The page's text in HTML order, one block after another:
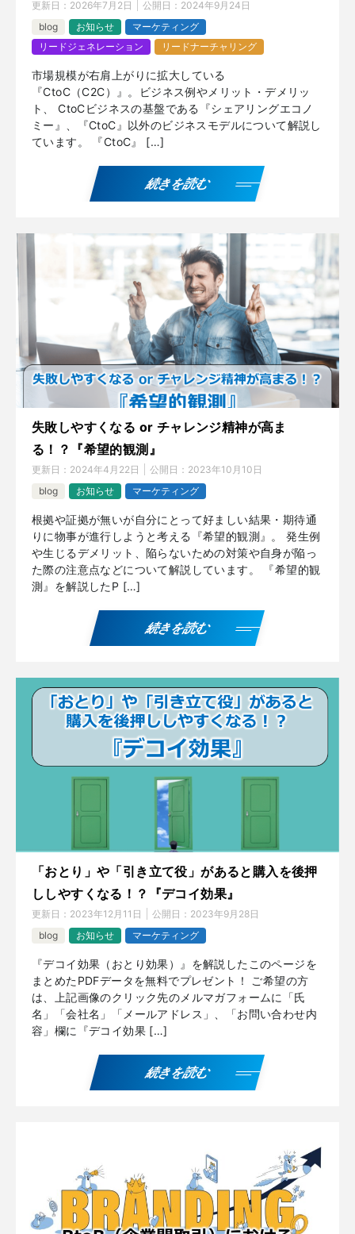
更新日： 2026年7月2日 公開日： 2024年9月24日
blog
お知らせ
マーケティング
リードジェネレーション
リードナーチャリング
市場規模が右肩上がりに拡大している
『CtoC（C2C）』。ビジネス例やメリット・デメリッ
ト、 CtoCビジネスの基盤である『シェアリングエコノ
ミー』、『CtoC』以外のビジネスモデルについて解説し
ています。 『CtoC』 […]
続きを読む
失敗しやすくなる or チャレンジ精神が高ま
る！？『希望的観測』
更新日： 2024年4月22日 公開日： 2023年10月10日
blog
お知らせ マーケティング
根拠や証拠が無いが自分にとって好ましい結果・期待通
りに物事が進行しようと考える『希望的観測』。 発生例
や生じるデメリット、陥らないための対策や自身が陥っ
た際の注意点などについて解説しています。 『希望的観
測』を解説したP […]
続きを読む
「おとり」や「引き立て役」があると購入を後押
ししやすくなる！？『デコイ効果』
更新日： 2023年12月11日 公開日： 2023年9月28日
blog
お知らせ マーケティング
『デコイ効果（おとり効果）』を解説したこのページを
まとめたPDFデータを無料でプレゼント！ ご希望の方
は、上記画像のクリック先のメルマガフォームに「氏
名」「会社名」「メールアドレス」、「お問い合わせ内
容」欄に『デコイ効果 […]
続きを読む